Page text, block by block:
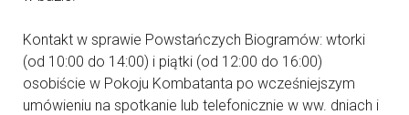
Kontakt w sprawie Powstańczych Biogramów: wtorki
(od 10:00 do 14:00) i piątki (od 12:00 do 16:00)
osobiście w Pokoju Kombatanta po wcześniejszym
umówieniu na spotkanie lub telefonicznie w ww. dniach i